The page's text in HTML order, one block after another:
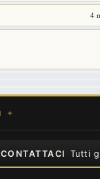
4
Tutti
CONTATTACI